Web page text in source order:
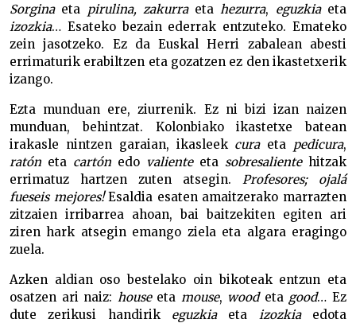
Sorginaeta pirulina, zakurraeta hezurra, eguzkiaeta
izozkia… Esateko bezain ederrak entzuteko. Emateko
zein jasotzeko. Ez da Euskal Herri zabalean abesti
errimaturik erabiltzen eta gozatzen ez den ikastetxerik
izango.
Ezta munduan ere, ziurrenik. Ez ni bizi izan naizen
munduan, behintzat. Kolonbiako ikastetxe batean
irakasle nintzen garaian, ikasleek curaeta pedicura,
ratón eta cartón edo valienteeta sobresalientehitzak
errimatuz hartzen zuten atsegin.
Profesores; ojalá
fueseis mejores!Esaldia esaten amaitzerako marrazten
zitzaien irribarrea ahoan, bai baitzekiten egiten ari
ziren hark atsegin emango ziela eta algara eragingo
zuela.
Azken aldian oso bestelako oin bikoteak entzun eta
osatzen ari naiz: houseeta mouse, woodeta good… Ez
dute zerikusi handirik eguzkiaeta izozkiaedota